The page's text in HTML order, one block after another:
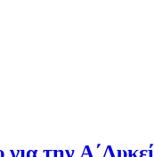
την